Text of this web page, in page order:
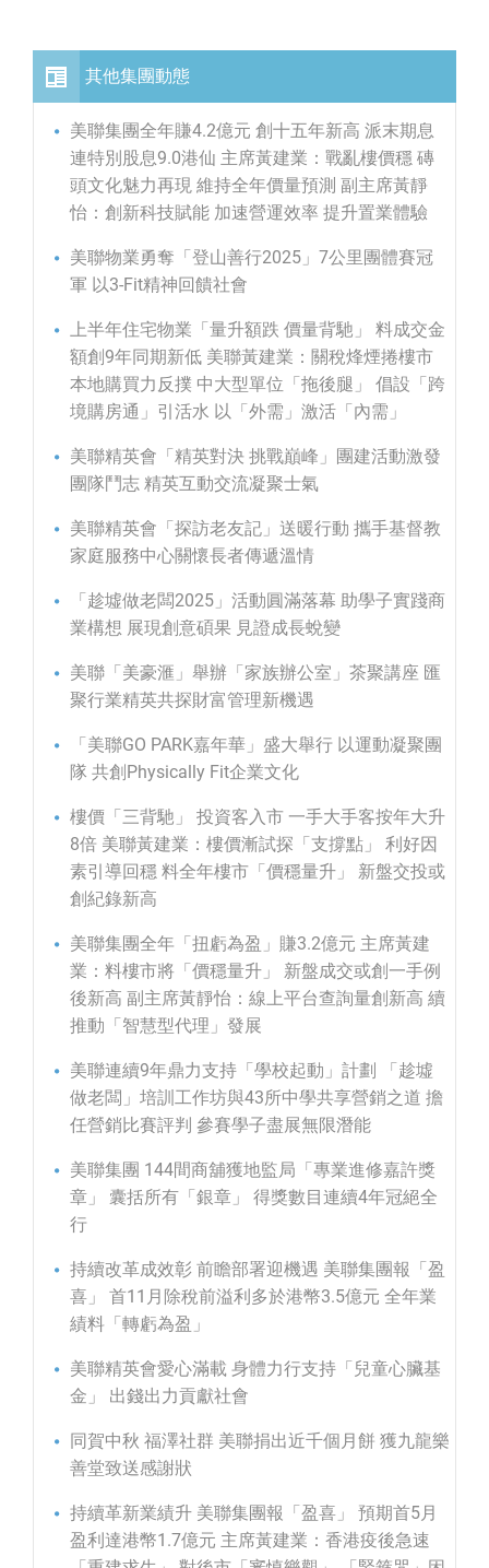
其他集團動態
美聯集團全年賺4.2億元 創十五年新高 派末期息
連特別股息9.0港仙 主席黃建業：戰亂樓價穩 磚
頭文化魅力再現 維持全年價量預測 副主席黃靜
怡：創新科技賦能 加速營運效率 提升置業體驗
美聯物業勇奪「登山善行2025」7公里團體賽冠
軍 以3-Fit精神回饋社會
上半年住宅物業「量升額跌 價量背馳」 料成交金
額創9年同期新低 美聯黃建業：關稅烽煙捲樓市
本地購買力反撲 中大型單位「拖後腿」 倡設「跨
境購房通」引活水 以「外需」激活「內需」
美聯精英會「精英對決 挑戰巔峰」團建活動激發
團隊鬥志 精英互動交流凝聚士氣
美聯精英會「探訪老友記」送暖行動 攜手基督教
家庭服務中心關懷長者傳遞溫情
「趁墟做老闆2025」活動圓滿落幕 助學子實踐商
業構想 展現創意碩果 見證成長蛻變
美聯「美豪滙」舉辦「家族辦公室」茶聚講座 匯
聚行業精英共探財富管理新機遇
「美聯GO PARK嘉年華」盛大舉行 以運動凝聚團
隊 共創Physically Fit企業文化
樓價「三背馳」 投資客入市 一手大手客按年大升
8倍 美聯黃建業：樓價漸試探「支撐點」 利好因
素引導回穩 料全年樓市「價穩量升」 新盤交投或
創紀錄新高
美聯集團全年「扭虧為盈」賺3.2億元 主席黃建
業：料樓市將「價穩量升」 新盤成交或創一手例
後新高 副主席黃靜怡：線上平台查詢量創新高 續
推動「智慧型代理」發展
美聯連續9年鼎力支持「學校起動」計劃 「趁墟
做老闆」培訓工作坊與43所中學共享營銷之道 擔
任營銷比賽評判 參賽學子盡展無限潛能
美聯集團 144間商舖獲地監局「專業進修嘉許獎
章」 囊括所有「銀章」 得獎數目連續4年冠絕全
行
持續改革成效彰 前瞻部署迎機遇 美聯集團報「盈
喜」 首11月除稅前溢利多於港幣3.5億元 全年業
績料「轉虧為盈」
美聯精英會愛心滿載 身體力行支持「兒童心臟基
金」 出錢出力貢獻社會
同賀中秋 福澤社群 美聯捐出近千個月餅 獲九龍樂
善堂致送感謝狀
持續革新業績升 美聯集團報「盈喜」 預期首5月
盈利達港幣1.7億元 主席黃建業：香港疫後急速